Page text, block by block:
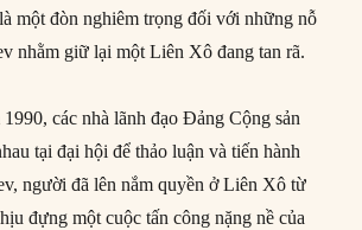
một đòn nghiêm trọng đối với những nỗ
nhằm giữ lại một Liên Xô đang tan rã.
các nhà lãnh đạo Đảng Cộng sản
tại đại hội để thảo luận và tiến hành
người đã lên nắm quyền ở Liên Xô từ
đựng một cuộc tấn công nặng nề của